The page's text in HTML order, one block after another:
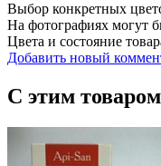
Выбор конкретных
На фотографиях могут
Цвета и состояние
Добавить новый
С этим